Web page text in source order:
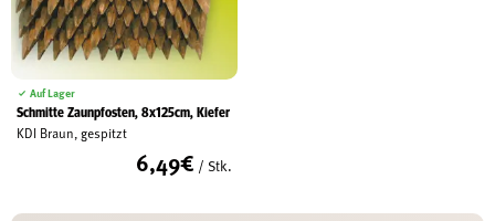
Auf Lager
Schmitte Zaunpfosten, 8x125cm, Kiefer
KDI Braun, gespitzt
6,49€ / Stk.